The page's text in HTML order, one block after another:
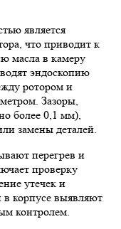
является
что приводит к
масла в камеру
эндоскопию
ротором и
Зазоры,
более 0,1 мм),
замены деталей.
перегрев и
проверку
утечек и
в корпусе выявляют
контролем.